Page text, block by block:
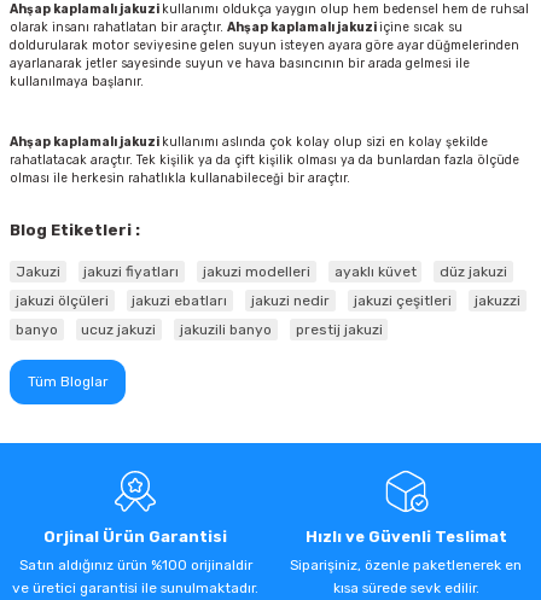
Ahşap kaplamalı jakuzi kullanımı oldukça yaygın olup hem bedensel hem de ruhsal
olarak insanı rahatlatan bir araçtır. Ahşap kaplamalı jakuziiçine sıcak su
doldurularak motor seviyesine gelen suyun isteyen ayara göre ayar düğmelerinden
ayarlanarak jetler sayesinde suyun ve hava basıncının bir arada gelmesi ile
kullanılmaya başlanır.
Ahşap kaplamalı jakuzi kullanımı aslında çok kolay olup sizi en kolay şekilde
rahatlatacak araçtır. Tek kişilik ya da çift kişilik olması ya da bunlardan fazla ölçüde
olması ile herkesin rahatlıkla kullanabileceği bir araçtır.
Blog Etiketleri :
Jakuzi jakuzi fiyatları jakuzi modelleri ayaklı küvet
düz jakuzi
jakuzi ölçüleri
jakuzi ebatları jakuzi nedir jakuzi çeşitleri
jakuzzi
banyo
ucuz jakuzi jakuzili banyo prestij jakuzi
Tüm Bloglar
Orjinal Ürün Garantisi
Satın aldığınız ürün %100 orijinaldir
ve üretici garantisi ile sunulmaktadır.
Hızlı ve Güvenli Teslimat
Siparişiniz, özenle paketlenerek en
kısa sürede sevk edilir.